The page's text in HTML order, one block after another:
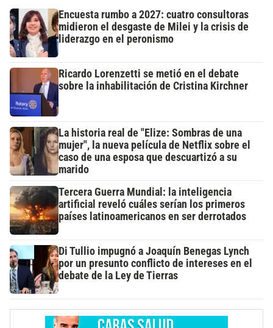
Encuesta rumbo a 2027: cuatro consultoras
midieron el desgaste de Milei y la crisis de
liderazgo en el peronismo
Ricardo Lorenzetti se metió en el debate
sobre la inhabilitación de Cristina Kirchner
La historia real de "Elize: Sombras de una
mujer", la nueva película de Netflix sobre el
caso de una esposa que descuartizó a su
marido
Tercera Guerra Mundial: la inteligencia
artificial reveló cuáles serían los primeros
países latinoamericanos en ser derrotados
Di Tullio impugnó a Joaquín Benegas Lynch
por un presunto conflicto de intereses en el
debate de la Ley de Tierras